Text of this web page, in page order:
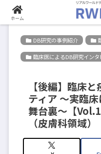
DB研究の事例紹介
臨床医によるDB研究インタ
【後編】臨床
ティア 〜実臨
舞台裏〜【
（皮膚科領域）
ホーム